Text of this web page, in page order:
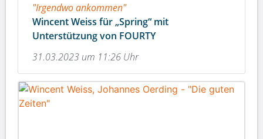
"Irgendwo ankommen"
Wincent Weiss für „Spring“ mit
Unterstützung von FOURTY
31.03.2023 um 11:26 Uhr